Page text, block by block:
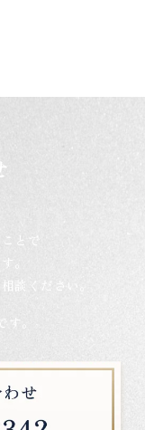
とで
。
談ください。
。